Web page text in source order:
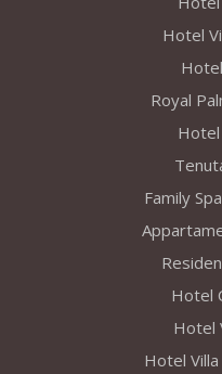
Hotel
Royal
Hotel
Family
Hotel
Hotel
Hotel